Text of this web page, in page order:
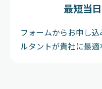
最短当
フォームからお申し
ルタントが貴社に最適